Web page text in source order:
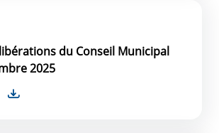
du Conseil Municipal
2025